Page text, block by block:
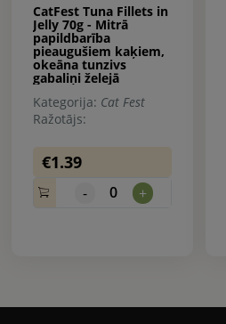
CatFest Tuna Fillets in
Jelly 70g - Mitrā
papildbarība
pieaugušiem kaķiem,
okeāna tunzivs
gabaliņi želejā
Kategorija: Cat Fest
Ražotājs:
€1.39
- 0 +